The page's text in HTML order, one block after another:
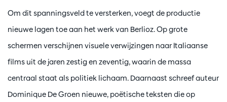
Om dit spanningsveld te versterken, voegt de productie
nieuwe lagen toe aan het werk van Berlioz. Op grote
schermen verschijnen visuele verwijzingen naar Italiaanse
films uit de jaren zestig en zeventig, waarin de massa
centraal staat als politiek lichaam. Daarnaast schreef auteur
Dominique De Groen nieuwe, poëtische teksten die op